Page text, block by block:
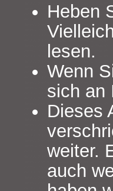
Heben
lesen.
Wenn
sich an
Dieses
weiter.
auch